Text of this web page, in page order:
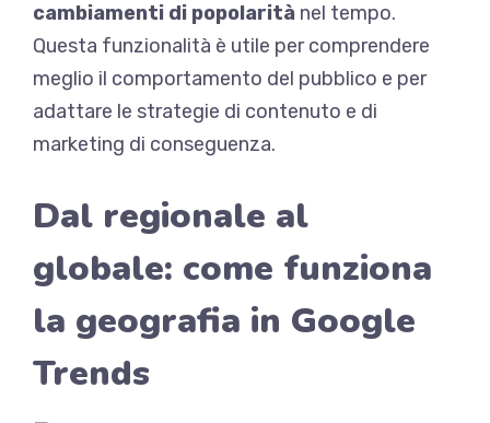
cambiamenti di popolarità nel tempo.
Questa funzionalità è utile per comprendere
meglio il comportamento del pubblico e per
adattare le strategie di contenuto e di
marketing di conseguenza.
Dal regionale al
globale: come funziona
la geografia in Google
Trends